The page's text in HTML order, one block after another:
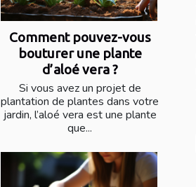
Comment pouvez-vous
bouturer une plante
d’aloé vera ?
Si vous avez un projet de
plantation de plantes dans votre
jardin, l’aloé vera est une plante
que...